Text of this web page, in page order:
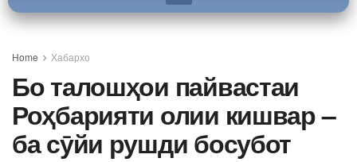
Home Хабархо
Бо талошҳои пайвастаи
Роҳбарияти олии кишвар –
ба сӯйи рушди босубот